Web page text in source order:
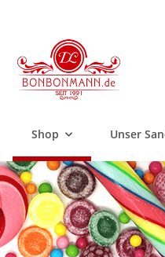
Shop Unser